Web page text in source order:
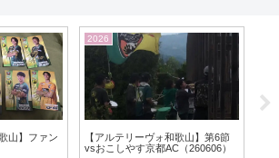
山】ファン
2026
【アルテリーヴォ和歌山】第6節
vsおこしやす京都AC（260606）